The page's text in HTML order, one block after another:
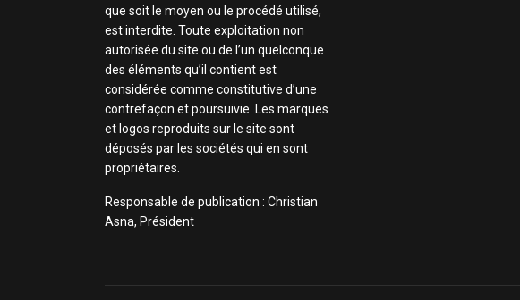
que soit le moyen ou le procédé utilisé,
est interdite. Toute exploitation non
autorisée du site ou de l’un quelconque
des éléments qu’il contient est
considérée comme constitutive d’une
contrefaçon et poursuivie. Les marques
et logos reproduits sur le site sont
déposés par les sociétés qui en sont
propriétaires.
Responsable de publication : Christian
Asna, Président